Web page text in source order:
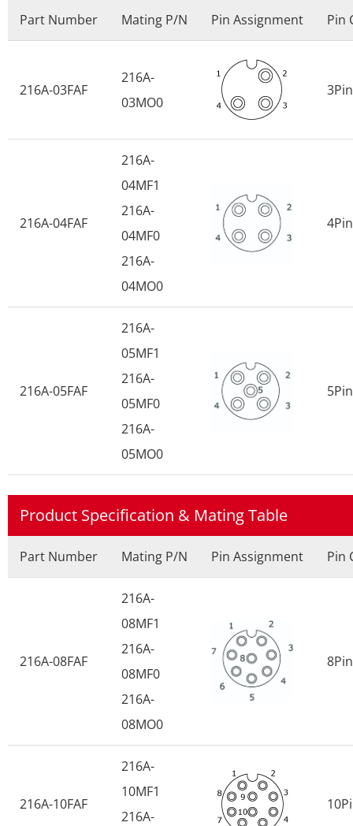
Part Number Mating P/N Pin Assignment Pin
216A-03FAF
216A-
03MO0
3Pin
216A-04FAF
216A-
04MF1
216A-
04MF0
216A-
04MO0
4Pin
216A-05FAF
216A-
05MF1
216A-
05MF0
216A-
05MO0
5Pin
Product Specification & Mating Table
Part Number Mating P/N Pin Assignment Pin
216A-08FAF
216A-
08MF1
216A-
08MF0
216A-
08MO0
8Pin
216A-10FAF
216A-
10MF1
216A-